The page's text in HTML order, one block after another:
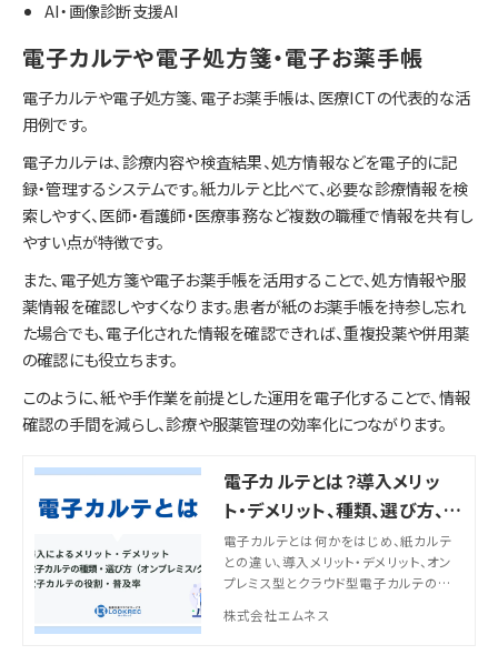
AI・画像診断支援AI
電子カルテや電子処方箋・電子お薬手帳
電子カルテや電子処方箋、電子お薬手帳は、医療ICTの代表的な活
用例です。
電子カルテは、診療内容や検査結果、処方情報などを電子的に記
録・管理するシステムです。紙カルテと比べて、必要な診療情報を検
索しやすく、医師・看護師・医療事務など複数の職種で情報を共有し
やすい点が特徴です。
また、電子処方箋や電子お薬手帳を活用することで、処方情報や服
薬情報を確認しやすくなります。患者が紙のお薬手帳を持参し忘れ
た場合でも、電子化された情報を確認できれば、重複投薬や併用薬
の確認にも役立ちます。
このように、紙や手作業を前提とした運用を電子化することで、情報
確認の手間を減らし、診療や服薬管理の効率化につながります。
電子カルテとは？導入メリッ
ト・デメリット、種類、選び方、ク
ラウド型の特徴を解説
電子カルテとは何かをはじめ、紙カルテ
との違い、導入メリット・デメリット、オン
プレミス型とクラウド型電子カルテの特
など周辺システムとの連携ポイント、導入
株式会社エムネス